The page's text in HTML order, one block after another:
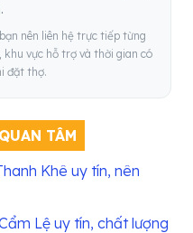
nên liên hệ trực tiếp từng
khu vực hỗ trợ và thời gian có
đặt thợ.
TÂM
Khê uy tín, nên
Lệ uy tín, chất lượng